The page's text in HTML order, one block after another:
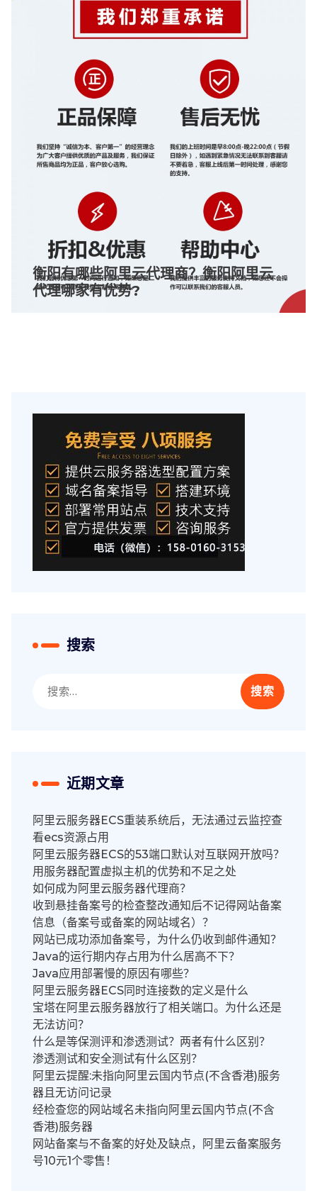
衡阳有哪些阿里云代理商？衡阳阿里云
代理哪家有优势?
搜索
索：
近期文章
阿里云服务器ECS重装系统后，无法通过云监控查
看ecs资源占用
阿里云服务器ECS的53端口默认对互联网开放吗？
用服务器配置虚拟主机的优势和不足之处
如何成为阿里云服务器代理商？
收到悬挂备案号的检查整改通知后不记得网站备案
信息（备案号或备案的网站域名）？
网站已成功添加备案号，为什么仍收到邮件通知？
Java的运行期内存占用为什么居高不下？
Java应用部署慢的原因有哪些？
阿里云服务器ECS同时连接数的定义是什么
宝塔在阿里云服务器放行了相关端口。为什么还是
无法访问？
什么是等保测评和渗透测试？两者有什么区别？
渗透测试和安全测试有什么区别？
阿里云提醒:未指向阿里云国内节点(不含香港)服务
器且无访问记录
经检查您的网站域名未指向阿里云国内节点(不含
香港)服务器
网站备案与不备案的好处及缺点，阿里云备案服务
号10元1个零售！